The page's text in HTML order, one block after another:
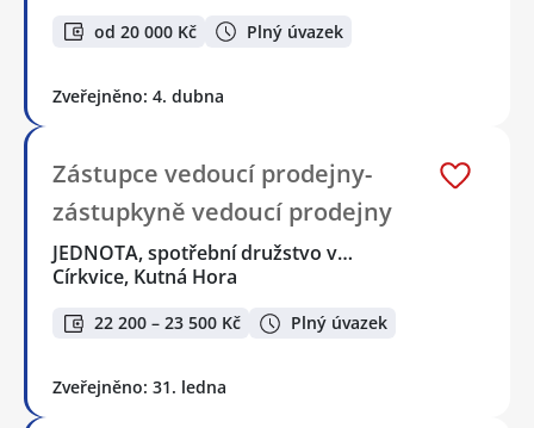
od 20 000 Kč Plný úvazek
Zveřejněno: 4. dubna
Zástupce vedoucí prodejny-
zástupkyně vedoucí prodejny
JEDNOTA, spotřební družstvo v…
Církvice, Kutná Hora
22 200 – 23 500 Kč Plný úvazek
Zveřejněno: 31. ledna